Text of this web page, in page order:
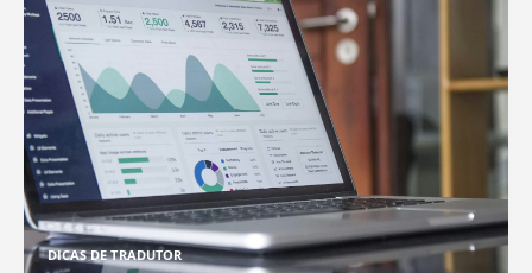
DICAS DE TRADUTOR